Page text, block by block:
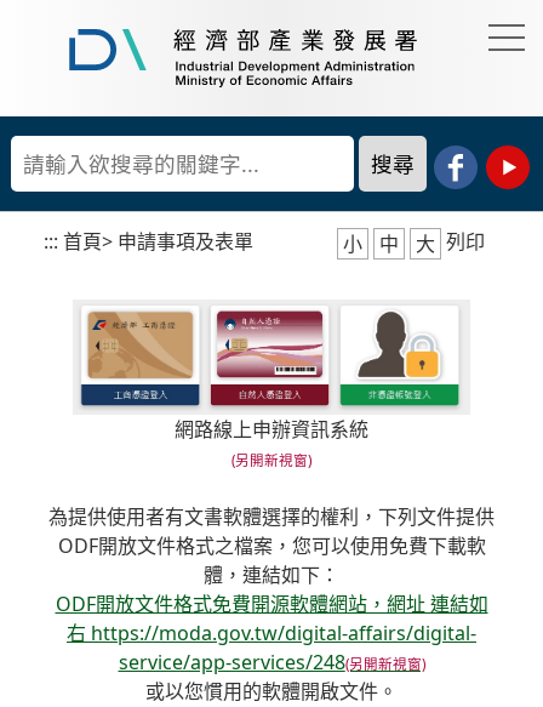
到
主
要
內
容
塊
濟
部
業
發
::: 首頁> 申請事項及表單 小 中 大 列印
網路線上申辦資訊系統
為提供使用者有文書軟體選擇的權利，下列文件提供
ODF開放文件格式之檔案，您可以使用免費下載軟
體，連結如下：
ODF開放文件格式免費開源軟體網站，網址 連結如
右 https://moda.gov.tw/digital-affairs/digital-
service/app-services/248
或以您慣用的軟體開啟文件。